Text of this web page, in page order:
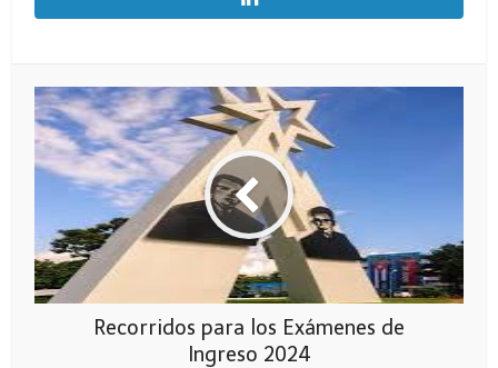
Recorridos para los Exámenes de
Ingreso 2024